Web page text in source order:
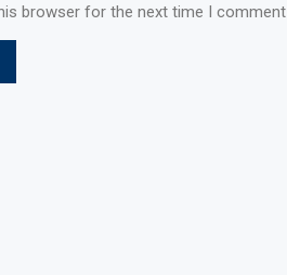
browser for the next time I comment.